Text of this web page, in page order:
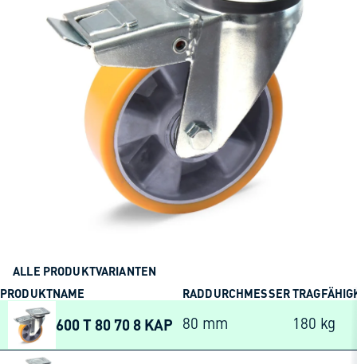
ALLE PRODUKTVARIANTEN
PRODUKTNAME
RADDURCHMESSER
600 T 80 70 8 KAP 80 mm 180 kg